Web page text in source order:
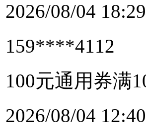
2026/08/04
159****4112
100元通用券满
2026/08/04